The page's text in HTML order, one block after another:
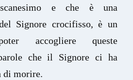
e che è una
Signore crocifisso, è un
accogliere queste
che il Signore ci ha
di morire.